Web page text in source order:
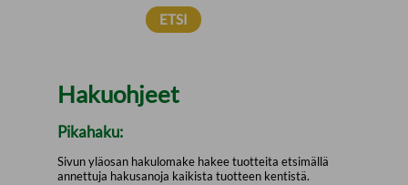
Hakuohjeet
Pikahaku:
Sivun yläosan hakulomake hakee tuotteita etsimällä
annettuja hakusanoja kaikista tuotteen kentistä.